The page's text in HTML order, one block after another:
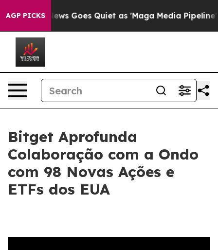
AGP PICKS
Fox News Goes Quiet as 'Maga Media Pipeline'
Bitget Aprofunda
Colaboração com a Ondo
com 98 Novas Ações e
ETFs dos EUA